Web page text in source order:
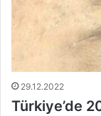
29.12.2022
Türkiye’de